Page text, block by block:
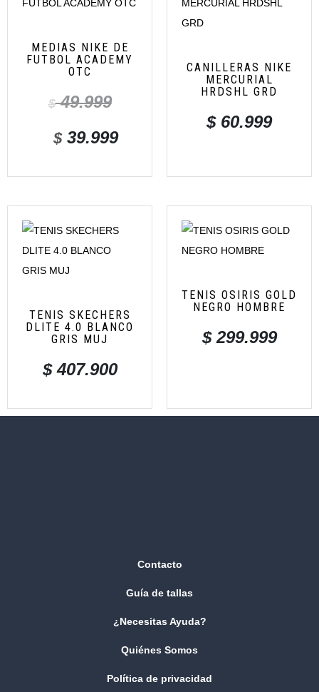
MEDIAS NIKE DE
FUTBOL ACADEMY
OTC
$49.999
$39.999
CANILLERAS NIKE
MERCURIAL
HRDSHL GRD
$60.999
TENIS SKECHERS
DLITE 4.0 BLANCO
GRIS MUJ
$407.900
TENIS OSIRIS GOLD
NEGRO HOMBRE
$299.999
Contacto
Guía de tallas
¿Necesitas Ayuda?
Quiénes Somos
Política de privacidad